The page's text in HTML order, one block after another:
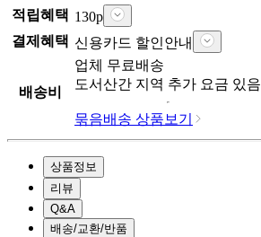
적립혜택 130p
결제혜택 신용카드 할인안내
배송비
업체 무료배송
도서산간 지역 추가 요금 있음
묶음배송 상품보기
상품정보
리뷰
Q&A
배송/교환/반품